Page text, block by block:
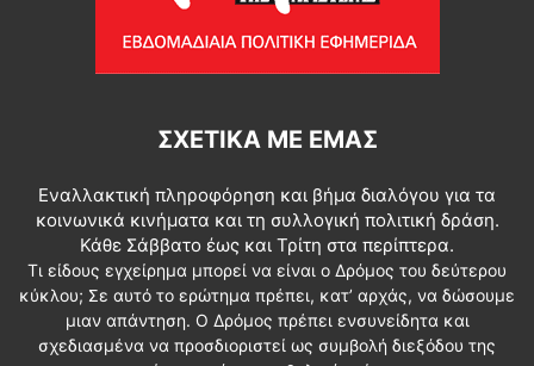
ΣΧΕΤΙΚΆ ΜΕ ΕΜΆΣ
Εναλλακτική πληροφόρηση και βήμα διαλόγου για τα
κοινωνικά κινήματα και τη συλλογική πολιτική δράση.
Κάθε Σάββατο έως και Τρίτη στα περίπτερα.
Τι είδους εγχείρημα μπορεί να είναι ο Δρόμος του δεύτερου
κύκλου; Σε αυτό το ερώτημα πρέπει, κατ’ αρχάς, να δώσουμε
μιαν απάντηση. Ο Δρόμος πρέπει ενσυνείδητα και
σχεδιασμένα να προσδιοριστεί ως συμβολή διεξόδου της